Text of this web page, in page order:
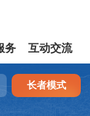
务 互动交流
长者模式